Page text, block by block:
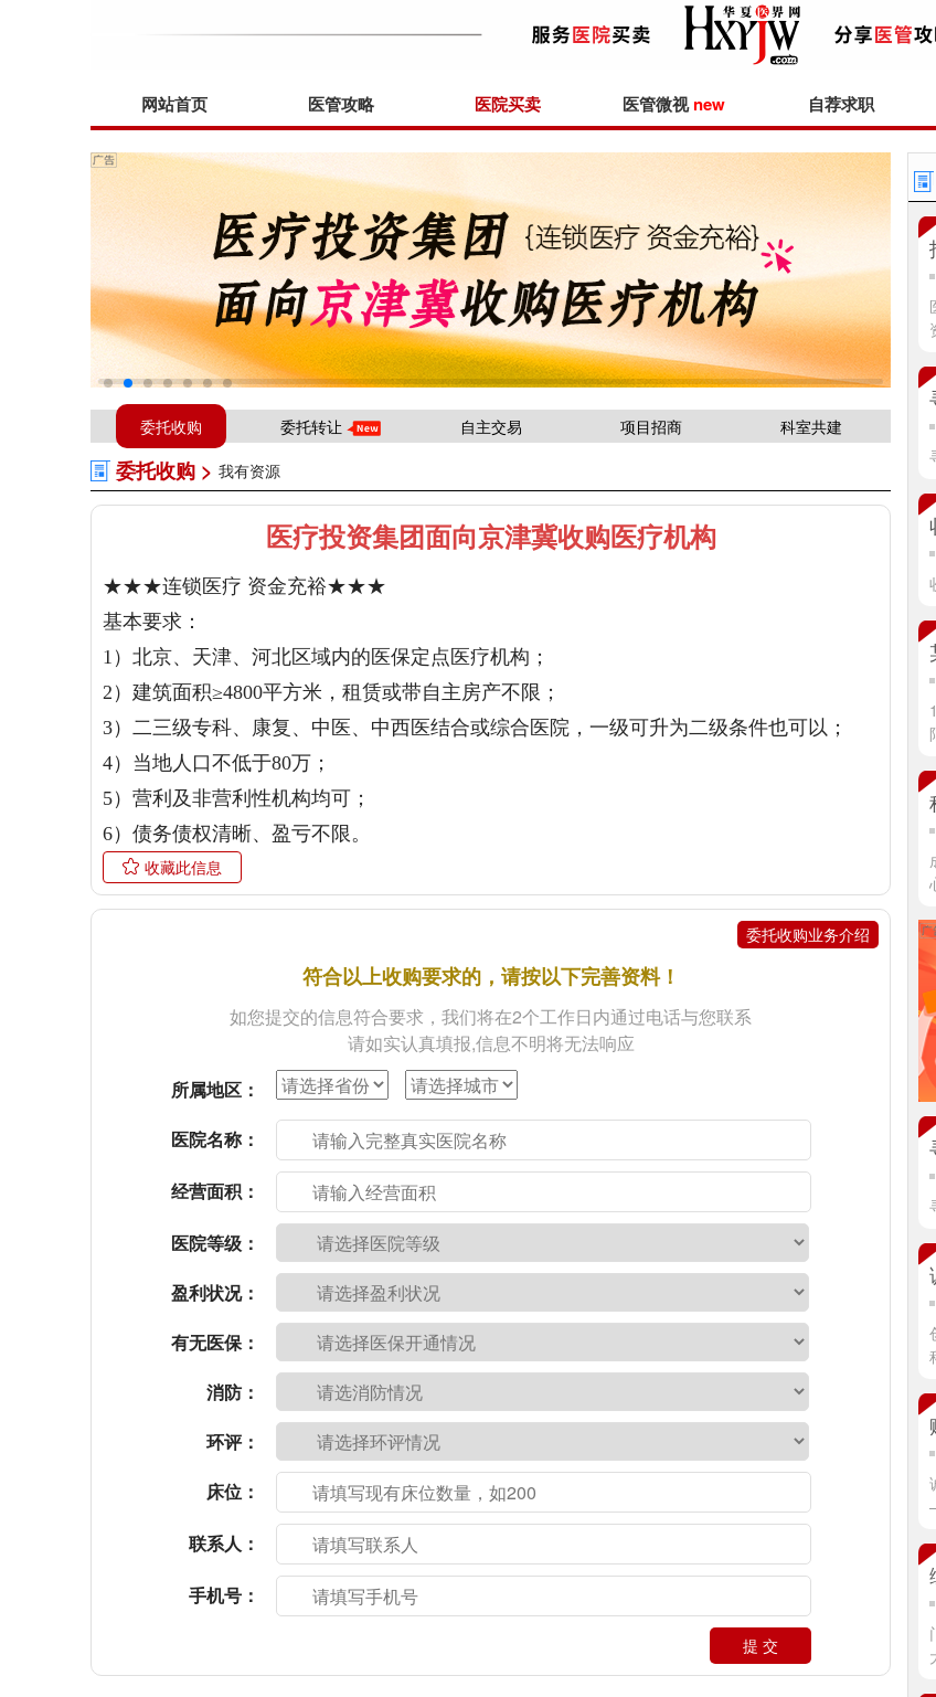
网站首页 医管攻略 医院买卖 医管微视new 自荐求职
委托收购 委托转让 自主交易 项目招商 科室共建
委托收购 > 我有资源
医疗投资集团面向京津冀收购医疗机构
★★★连锁医疗 资金充裕★★★
基本要求：
1）北京、天津、河北区域内的医保定点医疗机构；
2）建筑面积≥4800平方米，租赁或带自主房产不限；
3）二三级专科、康复、中医、中西医结合或综合医院，一级可升为二级条件也可以；
4）当地人口不低于80万；
5）营利及非营利性机构均可；
6）债务债权清晰、盈亏不限。
收藏此信息
委托收购业务介绍
符合以上收购要求的，请按以下完善资料！
如您提交的信息符合要求，我们将在2个工作日内通过电话与您联系
请如实认真填报,信息不明将无法响应
所属地区：
医院名称：
经营面积：
医院等级：
盈利状况：
有无医保：
消防：
环评：
床位：
联系人：
手机号：
提 交